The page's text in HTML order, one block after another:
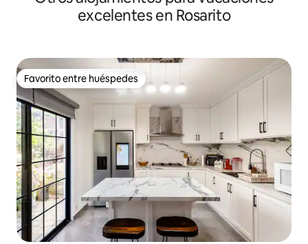
excelentes en Rosarito
Favorito entre huéspedes
Favorito entre huéspedes